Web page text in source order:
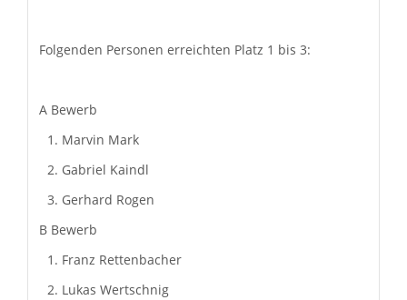
Folgenden Personen erreichten Platz 1 bis 3:
A Bewerb
Marvin Mark
Gabriel Kaindl
Gerhard Rogen
B Bewerb
Franz Rettenbacher
Lukas Wertschnig